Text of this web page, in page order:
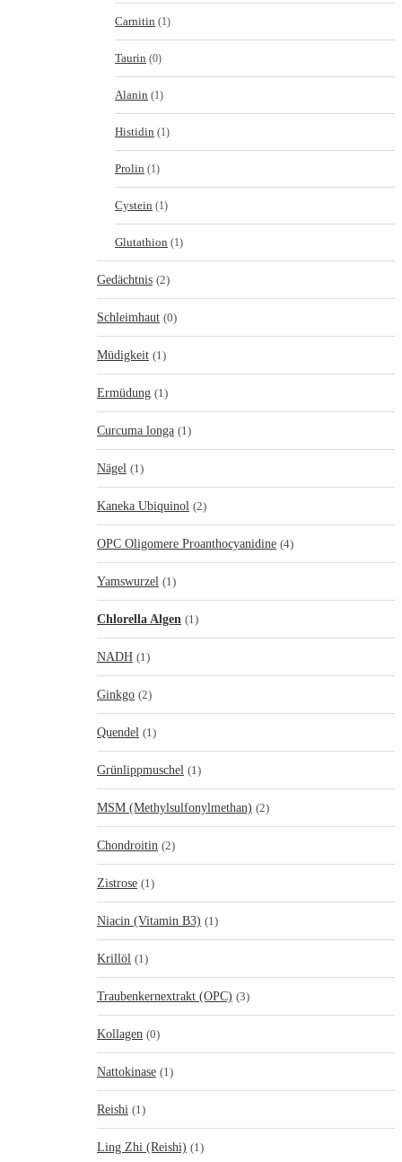
Carnitin (1)
Taurin (0)
Alanin (1)
Histidin (1)
Prolin (1)
Cystein (1)
Glutathion (1)
Gedächtnis (2)
Schleimhaut (0)
Müdigkeit (1)
Ermüdung (1)
Curcuma longa (1)
Nägel (1)
Kaneka Ubiquinol (2)
OPC Oligomere Proanthocyanidine (4)
Yamswurzel (1)
Chlorella Algen (1)
NADH (1)
Ginkgo (2)
Quendel (1)
Grünlippmuschel (1)
MSM (Methylsulfonylmethan) (2)
Chondroitin (2)
Zistrose (1)
Niacin (Vitamin B3) (1)
Krillöl (1)
Traubenkernextrakt (OPC) (3)
Kollagen (0)
Nattokinase (1)
Reishi (1)
Ling Zhi (Reishi) (1)